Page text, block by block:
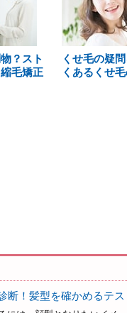
？スト
毛矯正
くせ毛の疑
くあるくせ
断！髪型を確かめるテス